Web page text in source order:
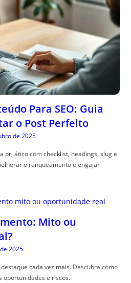
Para SEO: Guia
o Post Perfeito
de 2025
pr, ático com checklist, headings, slug e
o ranqueamento e engajar
Mito ou
2025
cada vez mais. Descubra como
oportunidades e riscos.